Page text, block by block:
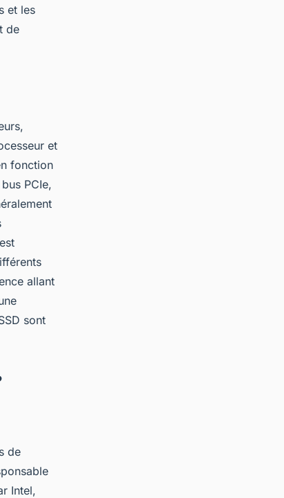
et les
de
et
fonction
PCIe,
allant
sont
de
Intel,